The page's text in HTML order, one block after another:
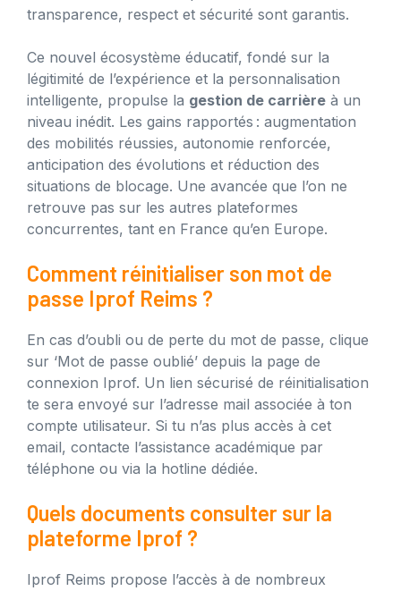
transparence, respect et sécurité sont garantis.
Ce nouvel écosystème éducatif, fondé sur la
légitimité de l’expérience et la personnalisation
intelligente, propulse la gestion de carrière à un
niveau inédit. Les gains rapportés : augmentation
des mobilités réussies, autonomie renforcée,
anticipation des évolutions et réduction des
situations de blocage. Une avancée que l’on ne
retrouve pas sur les autres plateformes
concurrentes, tant en France qu’en Europe.
Comment réinitialiser son mot de
passe Iprof Reims ?
En cas d’oubli ou de perte du mot de passe, clique
sur ‘Mot de passe oublié’ depuis la page de
connexion Iprof. Un lien sécurisé de réinitialisation
te sera envoyé sur l’adresse mail associée à ton
compte utilisateur. Si tu n’as plus accès à cet
email, contacte l’assistance académique par
téléphone ou via la hotline dédiée.
Quels documents consulter sur la
plateforme Iprof ?
Iprof Reims propose l’accès à de nombreux